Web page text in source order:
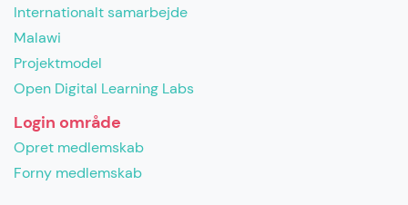
Internationalt samarbejde
Malawi
Projektmodel
Open Digital Learning Labs
Login område
Opret medlemskab
Forny medlemskab